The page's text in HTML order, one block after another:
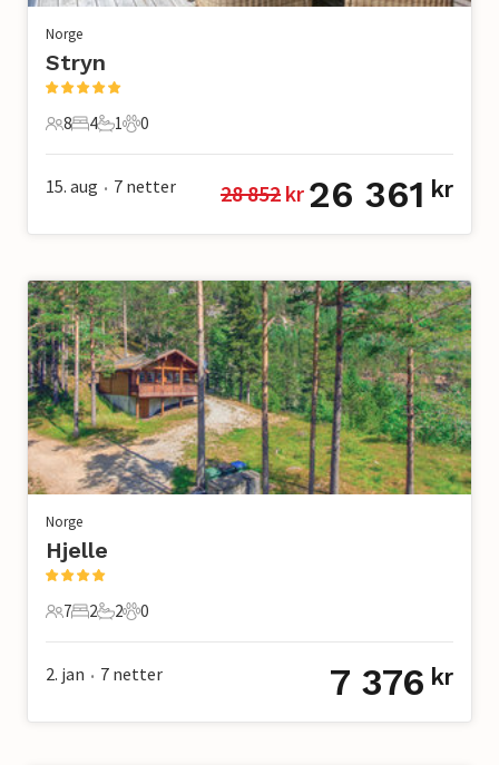
Norge
Stryn
8 Gjester
8
4 Soverom
4
1 Bad
1
0 Kjæledyr
0
15. aug • 7 netter 28 852 kr 26 361 kr
Norge
Hjelle
7 Gjester
7
2 Soverom
2
2 Bad
2
0 Kjæledyr
0
2. jan • 7 netter 7 376 kr